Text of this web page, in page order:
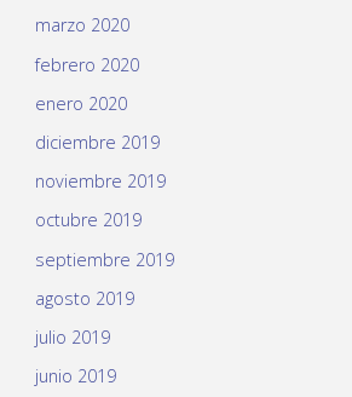
marzo 2020
febrero 2020
enero 2020
diciembre 2019
noviembre 2019
octubre 2019
septiembre 2019
agosto 2019
julio 2019
junio 2019